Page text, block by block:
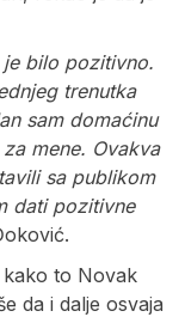
bilo pozitivno.
trenutka
sam domaćinu
mene. Ovakva
sa publikom
dati pozitivne
to Novak
da i dalje osvaja